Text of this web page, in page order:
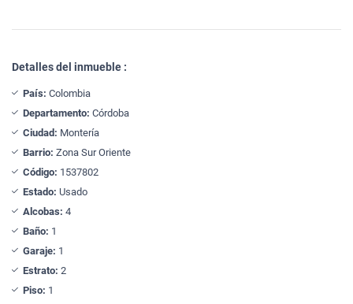
Detalles del inmueble :
País: Colombia
Departamento: Córdoba
Ciudad: Montería
Barrio: Zona Sur Oriente
Código: 1537802
Estado: Usado
Alcobas: 4
Baño: 1
Garaje: 1
Estrato: 2
Piso: 1